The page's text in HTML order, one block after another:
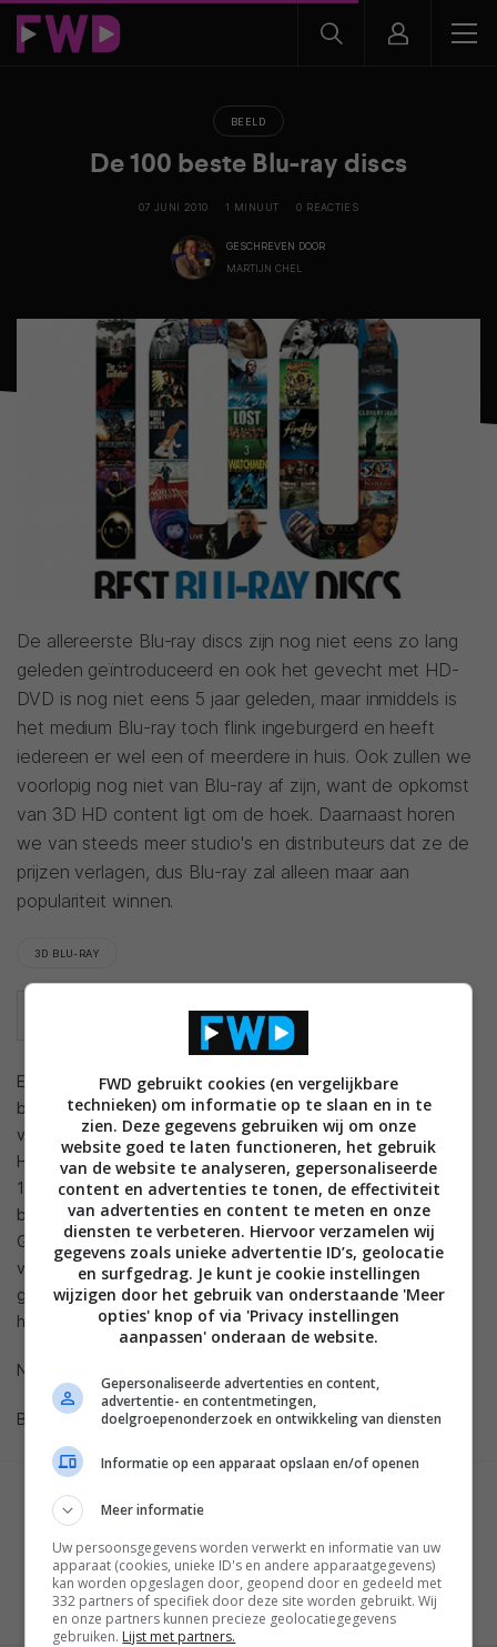
BEELD
De 100 beste Blu-ray discs
07 JUNI 2010 1 MINUUT 0 REACTIES
GESCHREVEN DOOR
MARTIJN CHEL
De allereerste Blu-ray discs zijn nog niet eens zo lang
geleden geïntroduceerd en ook het gevecht met HD-
DVD is nog niet eens 5 jaar geleden, maar inmiddels is
het medium Blu-ray toch flink ingeburgerd en heeft
iedereen er wel een of meerdere in huis. Ook zullen we
voorlopig nog niet van Blu-ray af zijn, want de opkomst
van 3D HD content ligt om de hoek. Daarnaast horen
we van steeds meer studio's en distributeurs dat ze de
prijzen verlagen, dus Blu-ray zal alleen maar aan
populariteit winnen.
3D BLU-RAY
En nu Blu-ray inmiddels wel als gearriveerd mag worden
beschouwd beginnen er ook leuke lijstjes op internet te
verschijnen. Het Amerikaanse online magazine
Hometheatermag.com publiceerde onlangs een lijst van de
100 beste Blu-rays, onderverdeeld in criteria als Beste
beeldkwaliteit Animatie, Beste Concertregistratie, Beste
Geluid en Beste Restauratie. De uitkomsten zijn, zoals altijd,
volkomen aan smaak onderhevig. Maar de argumentaties zijn
goed, en de gekozen films zijn hoe dan ook de moeite van
het bekijken waard.
Neem eens een
Bron: Hifi.nl
FWD gebruikt cookies (en vergelijkbare
technieken) om informatie op te slaan en in te
zien. Deze gegevens gebruiken wij om onze
website goed te laten functioneren, het gebruik
van de website te analyseren, gepersonaliseerde
content en advertenties te tonen, de effectiviteit
van advertenties en content te meten en onze
diensten te verbeteren. Hiervoor verzamelen wij
gegevens zoals unieke advertentie ID’s, geolocatie
en surfgedrag. Je kunt je cookie instellingen
wijzigen door het gebruik van onderstaande 'Meer
opties' knop of via 'Privacy instellingen
aanpassen' onderaan de website.
Gepersonaliseerde advertenties en content,
advertentie- en contentmetingen,
doelgroepenonderzoek en ontwikkeling van diensten
Informatie op een apparaat opslaan en/of openen
Meer informatie
Uw persoonsgegevens worden verwerkt en informatie van uw
apparaat (cookies, unieke ID's en andere apparaatgegevens)
kan worden opgeslagen door, geopend door en gedeeld met
332 partners of specifiek door deze site worden gebruikt. Wij
en onze partners kunnen precieze geolocatiegegevens
gebruiken. Lijst met partners.